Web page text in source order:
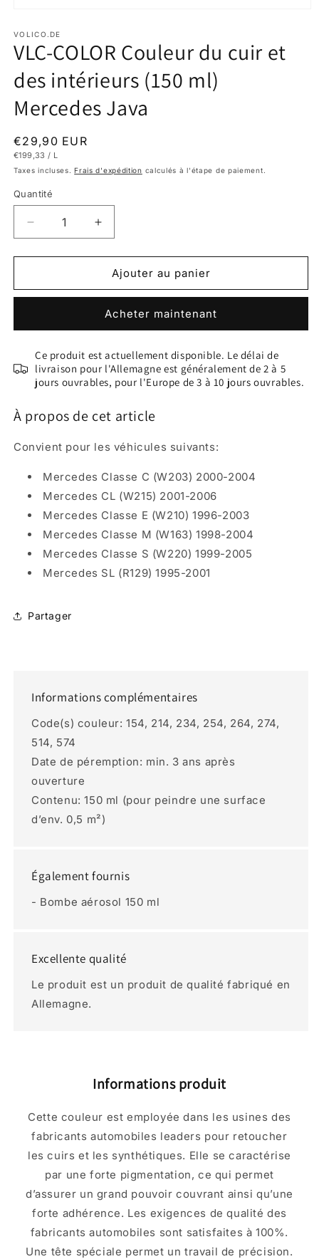
média
1
dans
fenêtre
modale
VOLICO.DE
VLC-COLOR Couleur du cuir et
des intérieurs (150 ml)
Mercedes Java
Prix
habituel
€29,90 EUR
PRIX
€199,33 / PAR
L
Taxes incluses.Frais d'expédition calculés à l'étape de paiement.
Quantité
Réduire
la
quantité
VLC-
du
et
des
intérieurs
ml)
Java
Augmenter
la
quantité
VLC-
Couleur
du
et
des
intérieurs
ml)
Java
Ajouter au panier
Acheter maintenant
Ce produit est actuellement disponible. Le délai de
livraison pour l'Allemagne est généralement de 2 à 5
jours ouvrables, pour l'Europe de 3 à 10 jours ouvrables.
À propos de cet article
Convient pour les véhicules suivants:
Mercedes Classe C (W203) 2000-2004
Mercedes CL (W215) 2001-2006
Mercedes Classe E (W210) 1996-2003
Mercedes Classe M (W163) 1998-2004
Mercedes Classe S (W220) 1999-2005
Mercedes SL (R129) 1995-2001
Partager
Informations complémentaires
Code(s) couleur: 154, 214, 234, 254, 264, 274,
514, 574
Date de péremption: min. 3 ans après
ouverture
Contenu: 150 ml (pour peindre une surface
d’env. 0,5 m²)
Également fournis
- Bombe aérosol 150 ml
Excellente qualité
Le produit est un produit de qualité fabriqué en
Allemagne.
Informations produit
Cette couleur est employée dans les usines des
fabricants automobiles leaders pour retoucher
les cuirs et les synthétiques. Elle se caractérise
par une forte pigmentation, ce qui permet
d’assurer un grand pouvoir couvrant ainsi qu’une
forte adhérence. Les exigences de qualité des
fabricants automobiles sont satisfaites à 100%.
Une tête spéciale permet un travail de précision.